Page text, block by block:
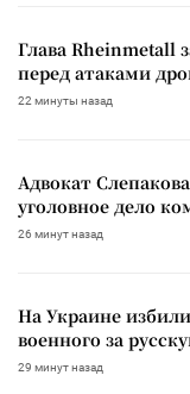
Глава Rheinmetall
перед атаками
22 минуты назад
Адвокат
уголовное дело
26 минут назад
На Украине
военного за
29 минут назад